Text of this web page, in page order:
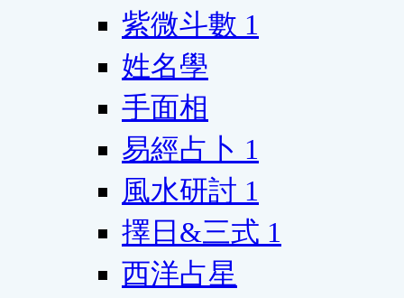
紫微斗數 1
姓名學
手面相
易經占卜 1
風水研討 1
擇日&三式 1
西洋占星